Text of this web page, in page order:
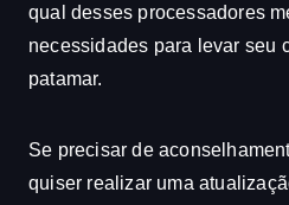
qual desses processadores
necessidades para levar seu
patamar.
Se precisar de
quiser realizar uma